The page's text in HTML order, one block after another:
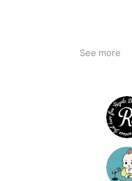
See more